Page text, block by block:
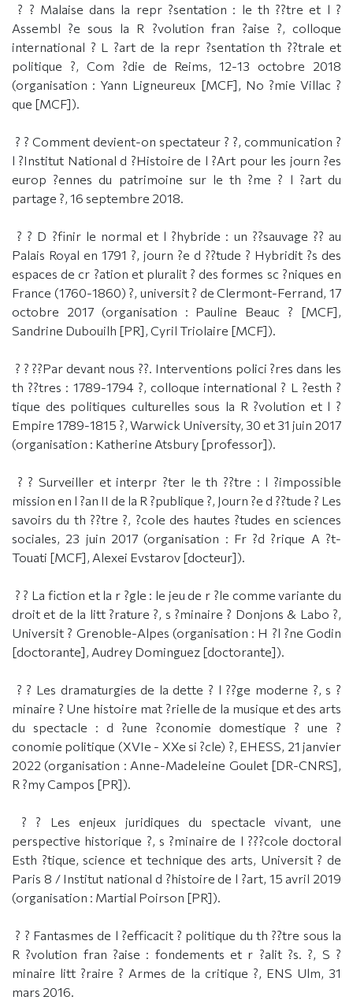
? ? Malaise dans la repr ?sentation : le th ??tre et l ?
Assembl ?e sous la R ?volution fran ?aise ?, colloque
international ? L ?art de la repr ?sentation th ??trale et
politique ?, Com ?die de Reims, 12-13 octobre 2018
(organisation : Yann Ligneureux [MCF], No ?mie Villac ?
que [MCF]).
? ? Comment devient-on spectateur ? ?, communication ?
l ?Institut National d ?Histoire de l ?Art pour les journ ?es
europ ?ennes du patrimoine sur le th ?me ? l ?art du
partage ?, 16 septembre 2018.
? ? D ?finir le normal et l ?hybride : un ??sauvage ?? au
Palais Royal en 1791 ?, journ ?e d ??tude ? Hybridit ?s des
espaces de cr ?ation et pluralit ? des formes sc ?niques en
France (1760-1860) ?, universit ? de Clermont-Ferrand, 17
octobre 2017 (organisation : Pauline Beauc ? [MCF],
Sandrine Dubouilh [PR], Cyril Triolaire [MCF]).
? ? ??Par devant nous ??. Interventions polici ?res dans les
th ??tres : 1789-1794 ?, colloque international ? L ?esth ?
tique des politiques culturelles sous la R ?volution et l ?
Empire 1789-1815 ?, Warwick University, 30 et 31 juin 2017
(organisation : Katherine Atsbury [professor]).
? ? Surveiller et interpr ?ter le th ??tre : l ?impossible
mission en l ?an II de la R ?publique ?, Journ ?e d ??tude ? Les
savoirs du th ??tre ?, ?cole des hautes ?tudes en sciences
sociales, 23 juin 2017 (organisation : Fr ?d ?rique A ?t-
Touati [MCF], Alexei Evstarov [docteur]).
? ? La fiction et la r ?gle : le jeu de r ?le comme variante du
droit et de la litt ?rature ?, s ?minaire ? Donjons & Labo ?,
Universit ? Grenoble-Alpes (organisation : H ?l ?ne Godin
[doctorante], Audrey Dominguez [doctorante]).
? ? Les dramaturgies de la dette ? l ??ge moderne ?, s ?
minaire ? Une histoire mat ?rielle de la musique et des arts
du spectacle : d ?une ?conomie domestique ? une ?
conomie politique (XVIe - XXe si ?cle) ?, EHESS, 21 janvier
2022 (organisation : Anne-Madeleine Goulet [DR-CNRS],
R ?my Campos [PR]).
? ? Les enjeux juridiques du spectacle vivant, une
perspective historique ?, s ?minaire de l ???cole doctoral
Esth ?tique, science et technique des arts, Universit ? de
Paris 8 / Institut national d ?histoire de l ?art, 15 avril 2019
(organisation : Martial Poirson [PR]).
? ? Fantasmes de l ?efficacit ? politique du th ??tre sous la
R ?volution fran ?aise : fondements et r ?alit ?s. ?, S ?
minaire litt ?raire ? Armes de la critique ?, ENS Ulm, 31
mars 2016.